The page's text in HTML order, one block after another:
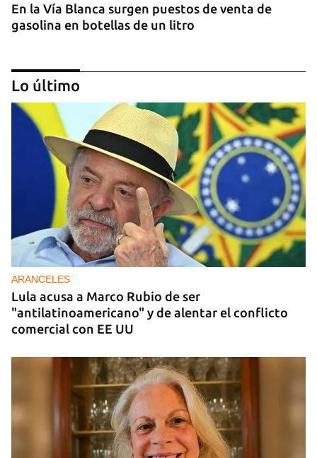
En la Vía Blanca surgen puestos de venta de
gasolina en botellas de un litro
DONACIONES
China entrega otros 5.000 sistemas fotovoltaicos
para zonas rurales de Cuba
Lo último
ARANCELES
Lula acusa a Marco Rubio de ser
"antilatinoamericano" y de alentar el conflicto
comercial con EE UU